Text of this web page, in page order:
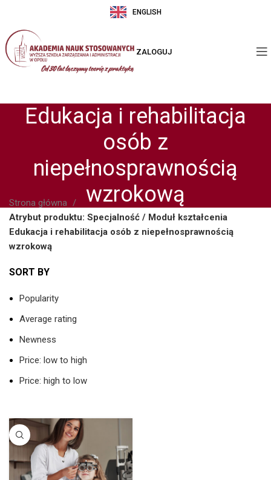
ENGLISH
ZALOGUJ
Edukacja i rehabilitacja
osób z
niepełnosprawnością
wzrokową
Strona główna
Atrybut produktu: Specjalność / Moduł kształcenia
Edukacja i rehabilitacja osób z niepełnosprawnością
wzrokową
SORT BY
Popularity
Average rating
Newness
Price: low to high
Price: high to low